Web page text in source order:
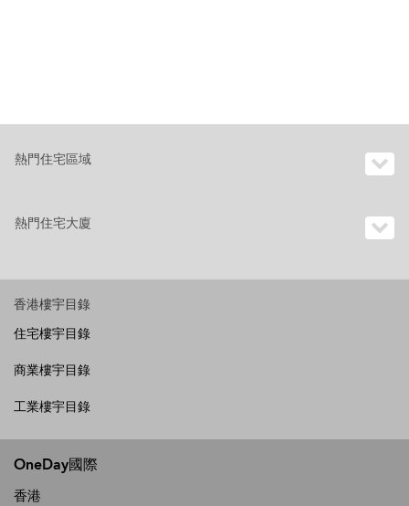
熱門住宅區域
熱門住宅大廈
香港樓宇目錄
住宅樓宇目錄
商業樓宇目錄
工業樓宇目錄
OneDay國際
香港